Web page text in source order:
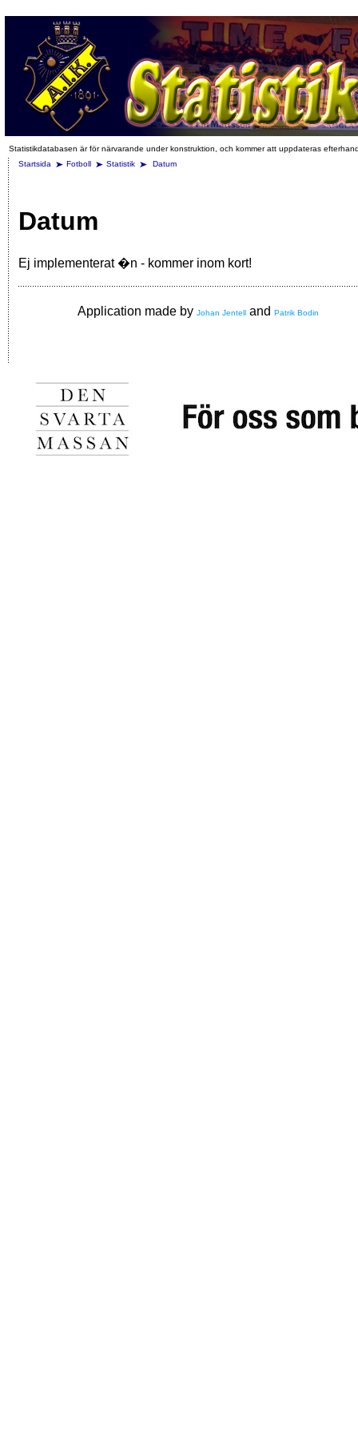
Statistikdatabasen är för närvarande under konstruktion, och kommer att uppdateras
Startsida
Fotboll Statistik Datum
Datum
Ej implementerat �n - kommer inom kort!
Application made by Johan Jentell and Patrik Bodin